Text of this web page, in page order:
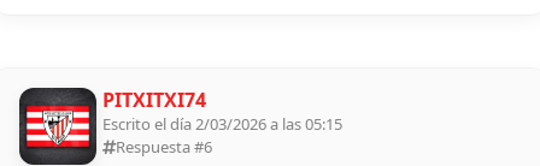
PITXITXI74
Escrito el día 2/03/2026 a las 05:15
Respuesta #6